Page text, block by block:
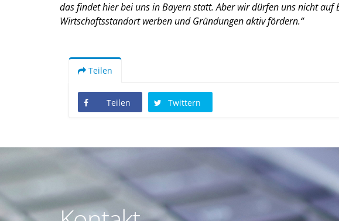
das findet hier bei uns in Bayern statt. Aber wir dürfen uns nicht
Wirtschaftsstandort werben und Gründungen aktiv fördern.“
Teilen
Teilen Twittern